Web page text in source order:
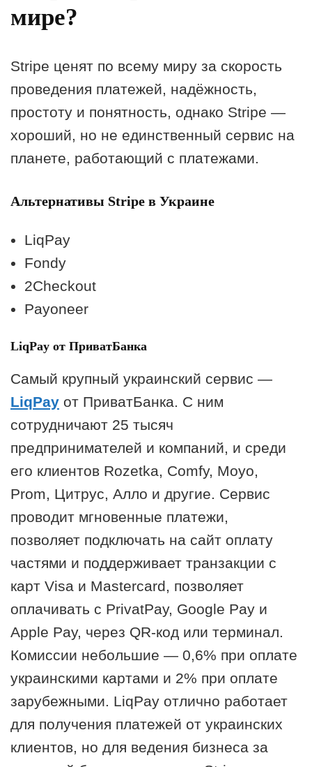
мире?
Stripe ценят по всему миру за скорость
проведения платежей, надёжность,
простоту и понятность, однако Stripe —
хороший, но не единственный сервис на
планете, работающий с платежами.
Альтернативы Stripe в Украине
LiqPay
Fondy
2Checkout
Payoneer
LiqPay от ПриватБанка
Самый крупный украинский сервис —
LiqPay от ПриватБанка. С ним
сотрудничают 25 тысяч
предпринимателей и компаний, и среди
его клиентов Rozetka, Comfy, Moyo,
Prom, Цитрус, Алло и другие. Сервис
проводит мгновенные платежи,
позволяет подключать на сайт оплату
частями и поддерживает транзакции с
карт Visa и Mastercard, позволяет
оплачивать с PrivatPay, Google Pay и
Apple Pay, через QR-код или терминал.
Комиссии небольшие — 0,6% при оплате
украинскими картами и 2% при оплате
зарубежными. LiqPay отлично работает
для получения платежей от украинских
клиентов, но для ведения бизнеса за